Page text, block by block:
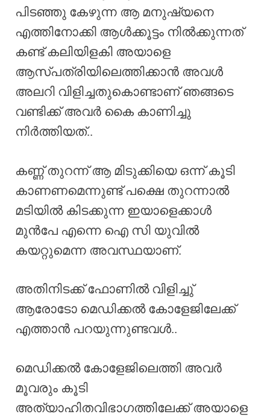
പിടഞ്ഞു കേഴുന്ന ആ മനുഷ്യനെ
എത്തിനോക്കി ആൾക്കൂട്ടം നിൽക്കുന്നത്
കണ്ട് കലിയിളകി അയാളെ
ആസ്പത്രിയിലെത്തിക്കാൻ അവൾ
അലറി വിളിച്ചതുകൊണ്ടാണ് ഞങ്ങടെ
വണ്ടിക്ക് അവർ കൈ കാണിച്ചു
നിർത്തിയത്..
കണ്ണ് തുറന്ന് ആ മിടുക്കിയെ ഒന്ന് കൂടി
കാണണമെന്നുണ്ട് പക്ഷെ തുറന്നാൽ
മടിയിൽ കിടക്കുന്ന ഇയാളെക്കാൾ
മുൻപേ എന്നെ ഐ സി യുവിൽ
കയറ്റുമെന്ന അവസ്ഥയാണ്.
അതിനിടക്ക് ഫോണിൽ വിളിച്ചു്
ആരോടോ മെഡിക്കൽ കോളേജിലേക്ക്
എത്താൻ പറയുന്നുണ്ടവൾ..
മെഡിക്കൽ കോളേജിലെത്തി അവർ
മൂവരും കൂടി
അത്യാഹിതവിഭാഗത്തിലേക്ക് അയാളെ